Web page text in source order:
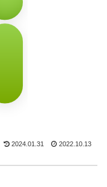
2024.01.31 2022.10.13